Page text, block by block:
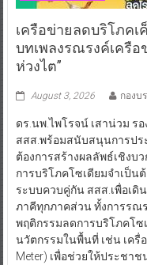
เครือข่ายลดบริโภค
บทเพลงรณรงค์เครือ
ห่วงไต”
August 3, 2026 กองบ
ดร.นพ.ไพโรจน์ เสาน่วม ร
สสส.พร้อมสนับสนุนการป
ต้องการสร้างผลลัพธ์เชิงบ
การบริโภคโซเดียมจำเป็น
ระบบควบคู่กัน สสส.เพื่อเดิ
ภาคีทุกภาคส่วน ทั้งการรณ
พฤติกรรมลดการบริโภคโซ
นวัตกรรมในพื้นที่ เช่น เครื่
Meter) เพื่อช่วยให้ประชา